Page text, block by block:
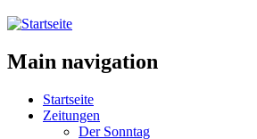
Main navigation
Startseite
Zeitungen
Der Sonntag